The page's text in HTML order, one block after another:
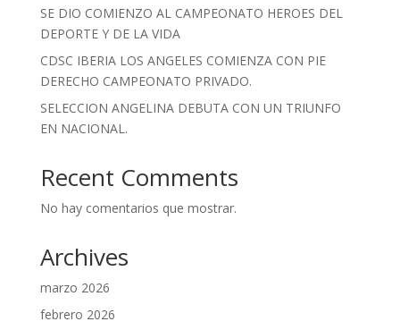
SE DIO COMIENZO AL CAMPEONATO HEROES DEL
DEPORTE Y DE LA VIDA
CDSC IBERIA LOS ANGELES COMIENZA CON PIE
DERECHO CAMPEONATO PRIVADO.
SELECCION ANGELINA DEBUTA CON UN TRIUNFO
EN NACIONAL.
Recent Comments
No hay comentarios que mostrar.
Archives
marzo 2026
febrero 2026